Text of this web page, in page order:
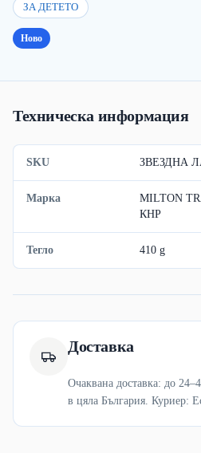
ЗА ДЕТЕТО
Ново
Техническа информация
SKU ЗВЕЗДНА
Марка
MILTON
КНР
Тегло 410 g
Доставка
Очаквана доставка: до
в цяла България. Куриер: